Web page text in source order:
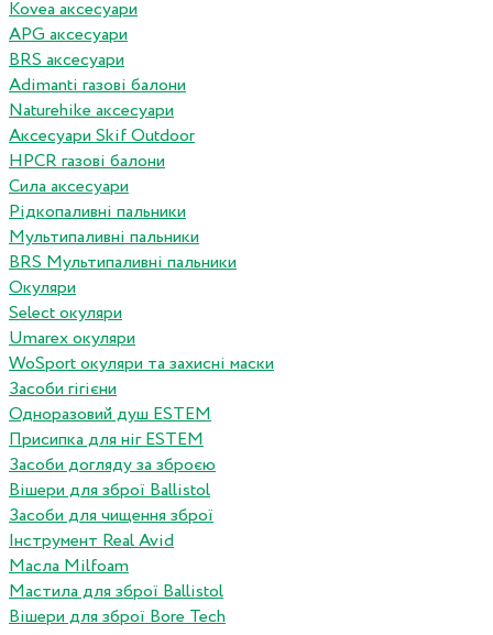
Kovea аксесуари
APG аксесуари
BRS аксесуари
Adimanti газові балони
Naturehike аксесуари
Аксесуари Skif Outdoor
HPCR газові балони
Сила аксесуари
Рідкопаливні пальники
Мультипаливні пальники
BRS Мультипаливні пальники
Окуляри
Select окуляри
Umarex окуляри
WoSport окуляри та захисні маски
Засоби гігієни
Одноразовий душ ESTEM
Присипка для ніг ESTEM
Засоби догляду за зброєю
Вішери для зброї Ballistol
Засоби для чищення зброї
Інструмент Real Avid
Масла Milfoam
Мастила для зброї Ballistol
Вішери для зброї Bore Tech